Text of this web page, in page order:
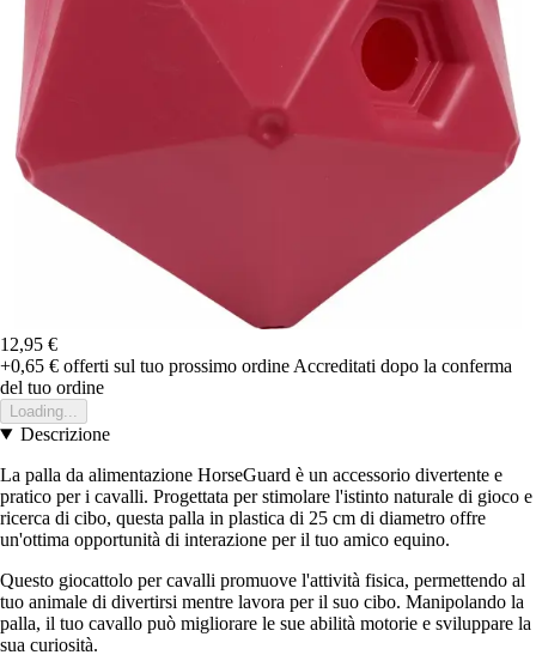
12,95 €
+0,65 € offerti sul tuo prossimo ordine Accreditati dopo la conferma
del tuo ordine
Loading...
Descrizione
La palla da alimentazione HorseGuard è un accessorio divertente e
pratico per i cavalli. Progettata per stimolare l'istinto naturale di gioco e
ricerca di cibo, questa palla in plastica di 25 cm di diametro offre
un'ottima opportunità di interazione per il tuo amico equino.
Questo giocattolo per cavalli promuove l'attività fisica, permettendo al
tuo animale di divertirsi mentre lavora per il suo cibo. Manipolando la
palla, il tuo cavallo può migliorare le sue abilità motorie e sviluppare la
sua curiosità.